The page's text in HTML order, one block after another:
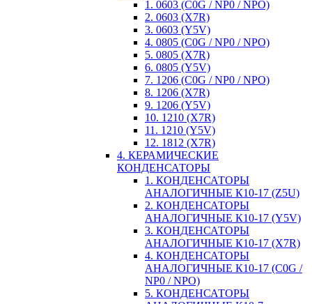
1. 0603 (C0G / NP0 / NPO)
2. 0603 (X7R)
3. 0603 (Y5V)
4. 0805 (C0G / NP0 / NPO)
5. 0805 (X7R)
6. 0805 (Y5V)
7. 1206 (C0G / NP0 / NPO)
8. 1206 (X7R)
9. 1206 (Y5V)
10. 1210 (X7R)
11. 1210 (Y5V)
12. 1812 (X7R)
4. КЕРАМИЧЕСКИЕ
КОНДЕНСАТОРЫ
1. КОНДЕНСАТОРЫ
АНАЛОГИЧНЫЕ К10-17 (Z5U)
2. КОНДЕНСАТОРЫ
АНАЛОГИЧНЫЕ К10-17 (Y5V)
3. КОНДЕНСАТОРЫ
АНАЛОГИЧНЫЕ К10-17 (X7R)
4. КОНДЕНСАТОРЫ
АНАЛОГИЧНЫЕ К10-17 (C0G /
NP0 / NPO)
5. КОНДЕНСАТОРЫ